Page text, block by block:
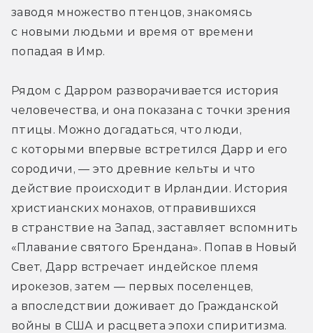
заводя множество птенцов, знакомясь
с новыми людьми и время от времени
попадая в Имр.
Рядом с Дарром разворачивается история
человечества, и она показана с точки зрения
птицы. Можно догадаться, что люди,
с которыми впервые встретился Дарр и его
сородичи, — это древние кельты и что
действие происходит в Ирландии. История
христианских монахов, отправившихся
в странствие на Запад, заставляет вспомнить
«Плавание святого Брендана». Попав в Новый
Свет, Дарр встречает индейское племя
ирокезов, затем — первых поселенцев,
а впоследствии доживает до Гражданской
войны в США и расцвета эпохи спиритизма.